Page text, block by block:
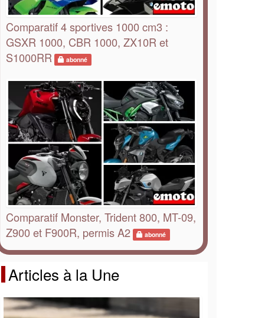
Comparatif 4 sportives 1000 cm3 :
GSXR 1000, CBR 1000, ZX10R et
S1000RR
abonné
Comparatif Monster, Trident 800, MT-09,
Z900 et F900R, permis A2
abonné
Articles à la Une